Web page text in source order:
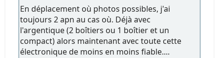
En déplacement où photos possibles, j'ai
toujours 2 apn au cas où. Déjà avec
l'argentique (2 boîtiers ou 1 boîtier et un
compact) alors maintenant avec toute cette
électronique de moins en moins fiable....